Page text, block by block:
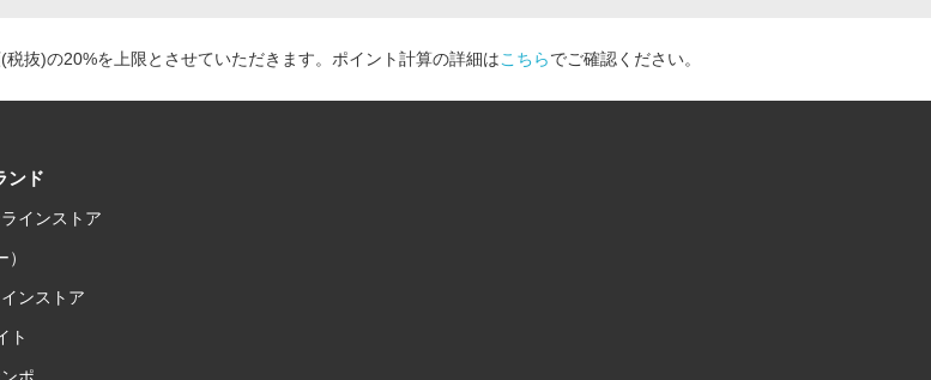
抜)の20%を上限とさせていただきます。ポイント計算の詳細はこちらでご確認ください。
ンド
インストア
ンストア
ト